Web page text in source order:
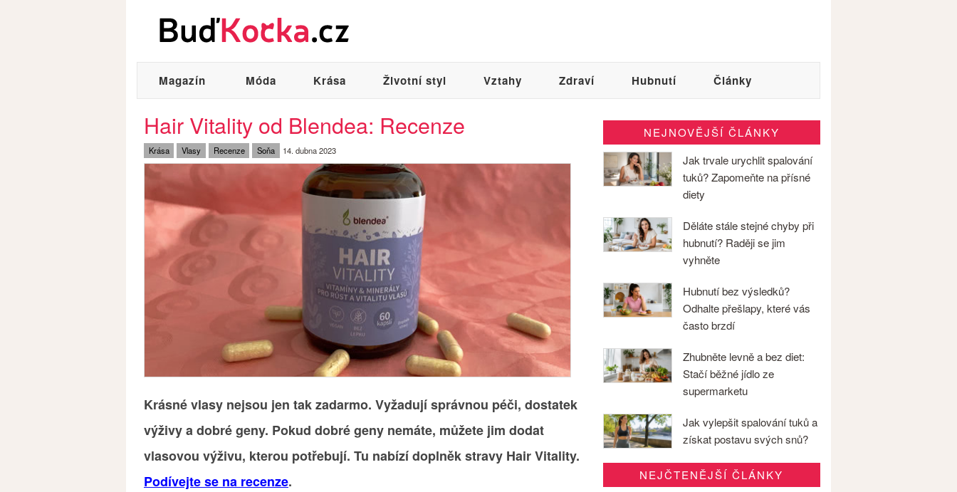
Magazín Móda Krása Životní styl Vztahy Zdraví Hubnutí Články
Hair Vitality od Blendea: Recenze
Krása Vlasy Recenze Soňa 14. dubna 2023
Krásné vlasy nejsou jen tak zadarmo. Vyžadují správnou péči, dostatek
výživy a dobré geny. Pokud dobré geny nemáte, můžete jim dodat
vlasovou výživu, kterou potřebují. Tu nabízí doplněk stravy Hair Vitality.
Podívejte se na recenze.
NEJNOVĚJŠÍ ČLÁNKY
Jak trvale urychlit spalování
tuků? Zapomeňte na přísné
diety
Děláte stále stejné chyby při
hubnutí? Raději se jim
vyhněte
Hubnutí bez výsledků?
Odhalte přešlapy, které vás
často brzdí
Zhubněte levně a bez diet:
Stačí běžné jídlo ze
supermarketu
Jak vylepšit spalování tuků a
získat postavu svých snů?
NEJČTENĚJŠÍ ČLÁNKY